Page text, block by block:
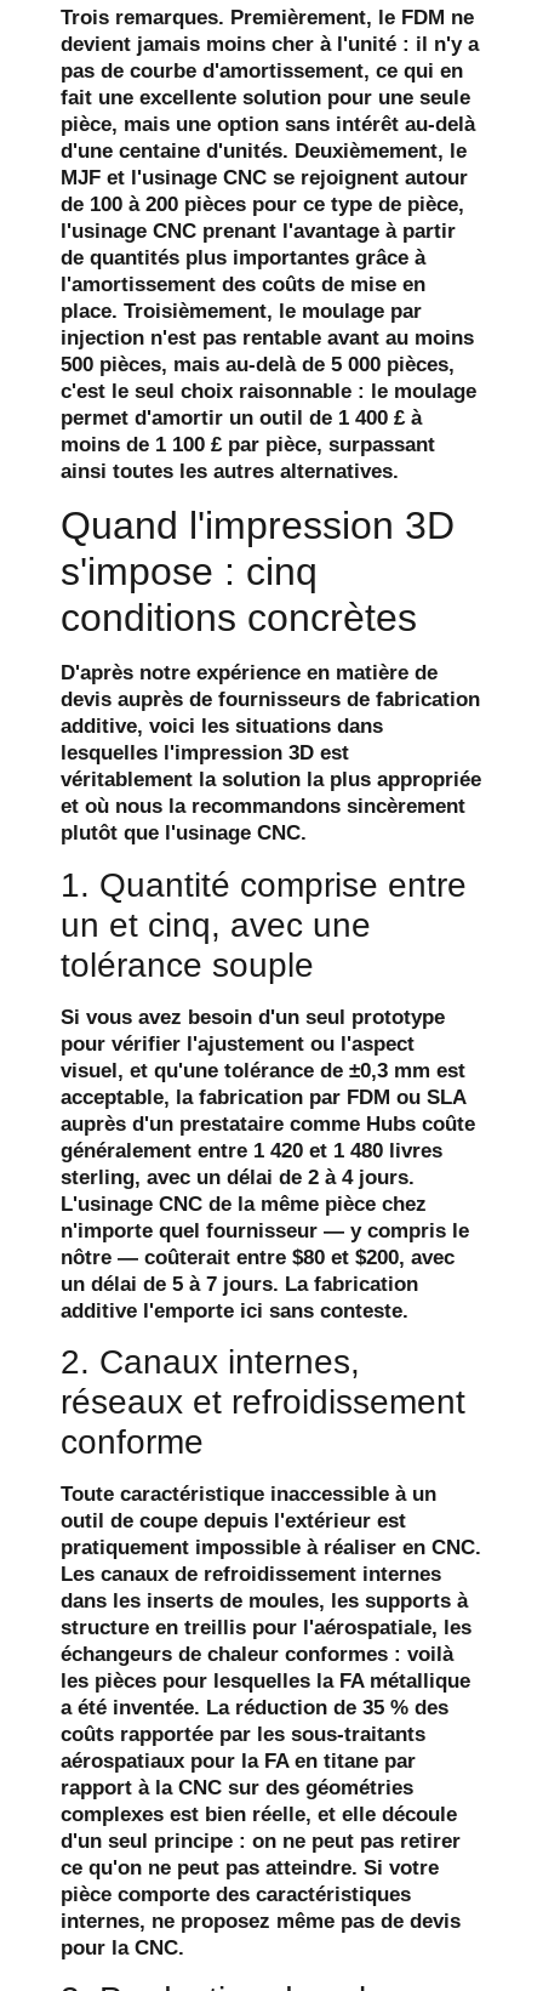
Trois remarques. Premièrement, le FDM ne
devient jamais moins cher à l'unité : il n'y a
pas de courbe d'amortissement, ce qui en
fait une excellente solution pour une seule
pièce, mais une option sans intérêt au-delà
d'une centaine d'unités. Deuxièmement, le
MJF et l'usinage CNC se rejoignent autour
de 100 à 200 pièces pour ce type de pièce,
l'usinage CNC prenant l'avantage à partir
de quantités plus importantes grâce à
l'amortissement des coûts de mise en
place. Troisièmement, le moulage par
injection n'est pas rentable avant au moins
500 pièces, mais au-delà de 5 000 pièces,
c'est le seul choix raisonnable : le moulage
permet d'amortir un outil de 1 400 £ à
moins de 1 100 £ par pièce, surpassant
ainsi toutes les autres alternatives.
Quand l'impression 3D
s'impose : cinq
conditions concrètes
D'après notre expérience en matière de
devis auprès de fournisseurs de fabrication
additive, voici les situations dans
lesquelles l'impression 3D est
véritablement la solution la plus appropriée
et où nous la recommandons sincèrement
plutôt que l'usinage CNC.
1. Quantité comprise entre
un et cinq, avec une
tolérance souple
Si vous avez besoin d'un seul prototype
pour vérifier l'ajustement ou l'aspect
visuel, et qu'une tolérance de ±0,3 mm est
acceptable, la fabrication par FDM ou SLA
auprès d'un prestataire comme Hubs coûte
généralement entre 1 420 et 1 480 livres
sterling, avec un délai de 2 à 4 jours.
L'usinage CNC de la même pièce chez
n'importe quel fournisseur — y compris le
nôtre — coûterait entre $80 et $200, avec
un délai de 5 à 7 jours. La fabrication
additive l'emporte ici sans conteste.
2. Canaux internes,
réseaux et refroidissement
conforme
Toute caractéristique inaccessible à un
outil de coupe depuis l'extérieur est
pratiquement impossible à réaliser en CNC.
Les canaux de refroidissement internes
dans les inserts de moules, les supports à
structure en treillis pour l'aérospatiale, les
échangeurs de chaleur conformes : voilà
les pièces pour lesquelles la FA métallique
a été inventée. La réduction de 35 % des
coûts rapportée par les sous-traitants
aérospatiaux pour la FA en titane par
rapport à la CNC sur des géométries
complexes est bien réelle, et elle découle
d'un seul principe : on ne peut pas retirer
ce qu'on ne peut pas atteindre. Si votre
pièce comporte des caractéristiques
internes, ne proposez même pas de devis
pour la CNC.